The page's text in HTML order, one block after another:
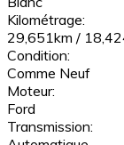
Kilométrage:
29,651km /
Condition:
Comme Neuf
Moteur:
Ford
Transmission: